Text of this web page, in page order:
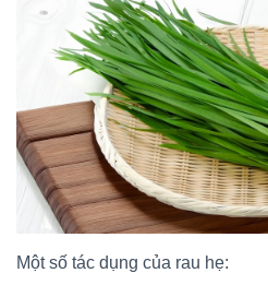
Một số tác dụng của rau hẹ: